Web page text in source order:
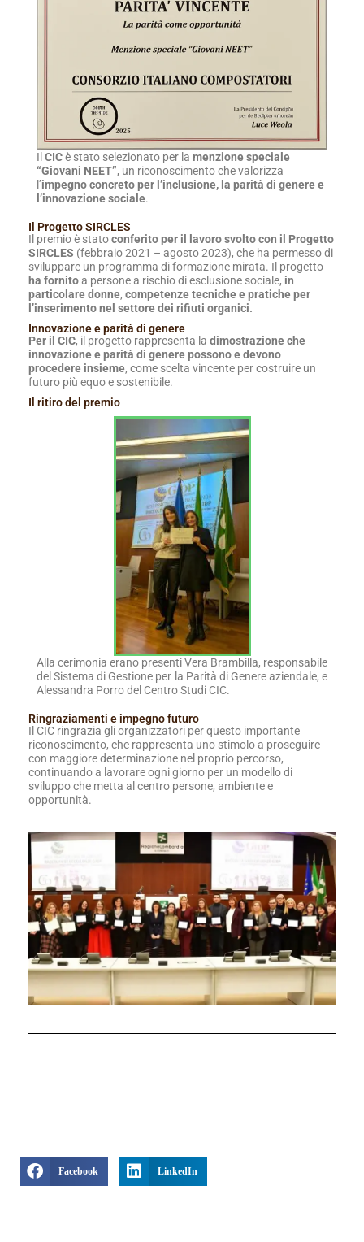
Il CICè stato selezionato per la menzione speciale
“Giovani NEET”, un riconoscimento che valorizza
l’impegno concreto per l’inclusione, la parità di genere e
l’innovazione sociale.
Il Progetto SIRCLES
Il premio è statoconferito per il lavoro svolto con il Progetto
SIRCLES (febbraio 2021 – agosto 2023), che ha permesso di
sviluppare un programma di formazione mirata. Il progetto
ha fornitoa persone a rischio di esclusione sociale, in
particolare donne, competenze tecniche e pratiche per
l’inserimento nel settore dei rifiuti organici.
Innovazione e parità di genere
Per il CIC, il progetto rappresenta la dimostrazione che
innovazione e parità di genere possono e devono
procedere insieme, come scelta vincente per costruire un
futuro più equo e sostenibile.
Il ritiro del premio
Alla cerimonia erano presenti Vera Brambilla, responsabile
del Sistema di Gestione per la Parità di Genere aziendale, e
Alessandra Porro del Centro Studi CIC.
Ringraziamenti e impegno futuro
Il CIC ringrazia gli organizzatori per questo importante
riconoscimento, che rappresenta uno stimolo a proseguire
con maggiore determinazione nel proprio percorso,
continuando a lavorare ogni giorno per un modello di
sviluppo che metta al centro persone, ambiente e
opportunità.
Facebook LinkedIn